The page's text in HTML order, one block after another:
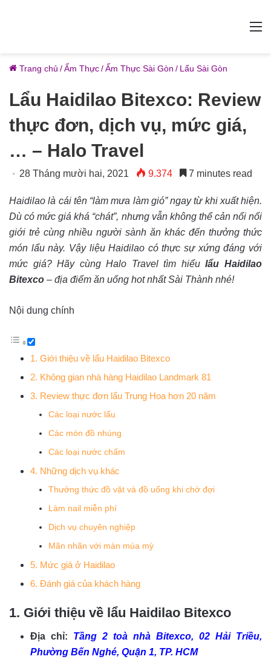
Trang chủ /Ẩm Thực/Ẩm Thực Sài Gòn / Lẩu Sài Gòn
Lẩu Haidilao Bitexco: Review
thực đơn, dịch vụ, mức giá,
… – Halo Travel
28 Tháng mười hai, 2021 9.374 7 minutes read
Haidilao là cái tên “làm mưa làm gió” ngay từ khi xuất hiện.
Dù có mức giá khá “chát”, nhưng vẫn không thể cản nổi nổi
giới trẻ cùng nhiều người sành ăn khác đến thưởng thức
món lẩu này. Vậy liệu Haidilao có thực sự xứng đáng với
mức giá? Hãy cùng Halo Travel tìm hiểulẩu Haidilao
Bitexco – địa điểm ăn uống hot nhất Sài Thành nhé!
Nội dung chính
1. Giới thiệu về lẩu Haidilao Bitexco
2. Không gian nhà hàng Haidilao Landmark 81
3. Review thực đơn lẩu Trung Hoa hơn 20 năm
Các loại nước lẩu
Các món đồ nhúng
Các loại nước chấm
4. Những dịch vụ khác
Thưởng thức đồ vặt và đồ uống khi chờ đợi
Làm nail miễn phí
Dịch vụ chuyên nghiệp
Mãn nhãn với màn múa mỳ
5. Mức giá ở Haidilao
6. Đánh giá của khách hàng
1. Giới thiệu về lẩu Haidilao Bitexco
Địa chỉ: Tầng 2 toà nhà Bitexco, 02 Hải Triều,
Phường Bến Nghé, Quận 1, TP. HCM